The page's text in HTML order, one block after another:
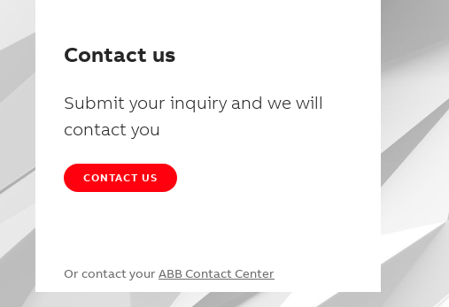
Contact us
Submit your inquiry and we will
contact you
CONTACT US
Or contact your ABB Contact Center